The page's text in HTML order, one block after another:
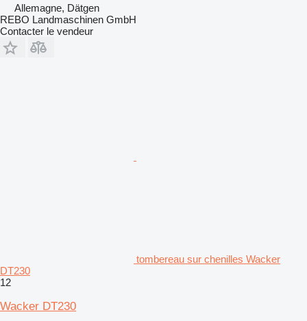
Allemagne, Dätgen
REBO Landmaschinen GmbH
Contacter le vendeur
tombereau sur chenilles Wacker
DT230
12
Wacker DT230